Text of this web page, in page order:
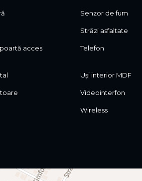
Senzor de fum
Străzi asfaltate
acces
Telefon
Uși interior MDF
Videointerfon
Wireless